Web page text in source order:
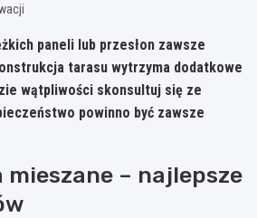
paneli lub przesłon zawsze
tarasu wytrzyma dodatkowe
wątpliwości skonsultuj się ze
powinno być zawsze
mieszane – najlepsze